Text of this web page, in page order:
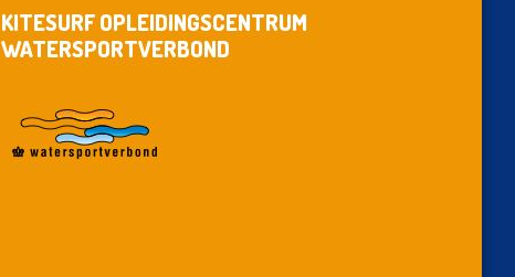
KITESURF OPLEIDINGSCENTRUM
WATERSPORTVERBOND